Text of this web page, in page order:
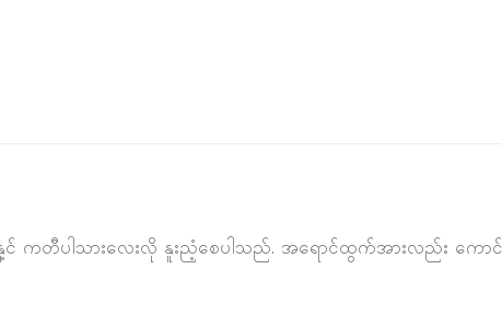
င် ကတီပါသားလေးလို နူးညံ့စေပါသည်. အရောင်ထွက်အားလည်း ကော